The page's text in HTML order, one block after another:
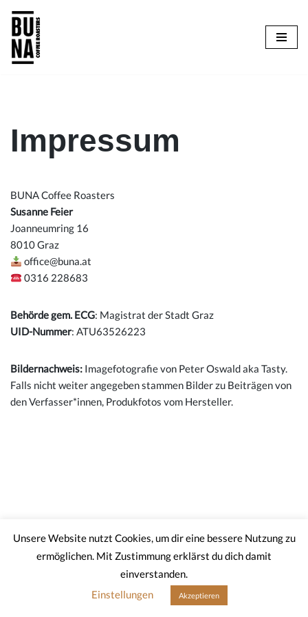
Zum
Inhalt
Impressum
BUNA Coffee Roasters
Susanne Feier
Joanneumring 16
8010 Graz
office@buna.at
0316 228683
Behörde gem. ECG: Magistrat der Stadt Graz
UID-Nummer: ATU63526223
Bildernachweis: Imagefotografie von Peter Oswald aka Tasty.
Falls nicht weiter angegeben stammen Bilder zu Beiträgen von
den Verfasser*innen, Produkfotos vom Hersteller.
Impressum AGB
Datenschutzerklärung
Feedback & Kontakt
BUNA Coffee Roasters • Joanneumring 16, 8010 Graz
Unsere Website nutzt Cookies, um dir eine bessere Nutzung zu
ermöglichen. Mit Zustimmung erklärst du dich damit
einverstanden.
Einstellungen
Akzeptieren